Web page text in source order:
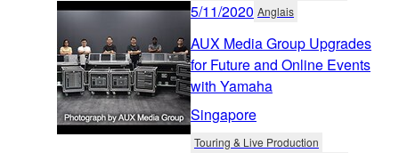
5/11/2020 Anglais
AUX Media Group Upgrades
for Future and Online Events
with Yamaha
Singapore
Touring & Live Production